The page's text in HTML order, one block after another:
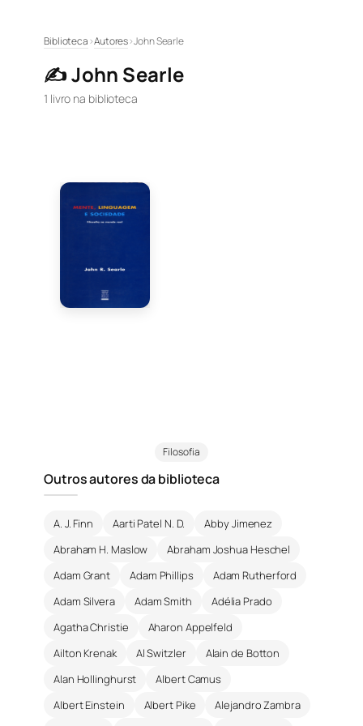
conteúdo
Biblioteca›Autores›John Searle
✍️ John Searle
1 livro na biblioteca
Filosofia
Outros autores da biblioteca
A. J. Finn Aarti Patel N. D.
Abby Jimenez
Abraham H. Maslow
Abraham Joshua Heschel
Adam Grant
Adam Phillips
Adam Rutherford
Adam Silvera
Adam Smith
Adélia Prado
Agatha Christie
Aharon Appelfeld
Ailton Krenak
Al Switzler
Alain de Botton
Alan Hollinghurst
Albert Camus
Albert Einstein
Albert Pike
Alejandro Zambra